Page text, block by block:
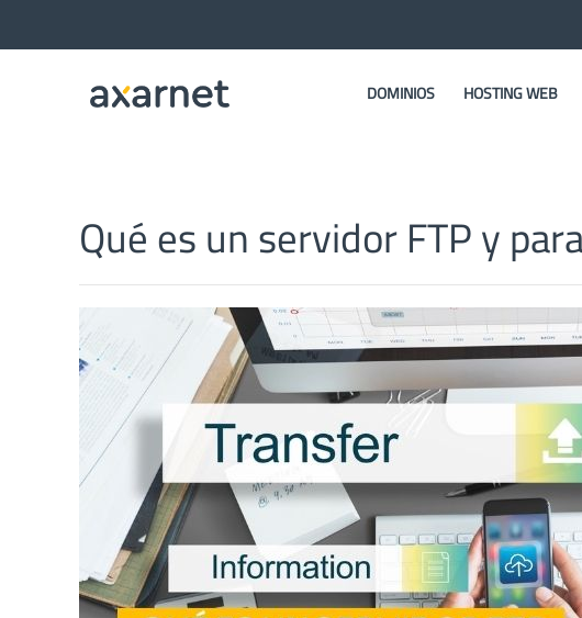
DOMINIOS HOSTING WEB
Qué es un servidor FTP y